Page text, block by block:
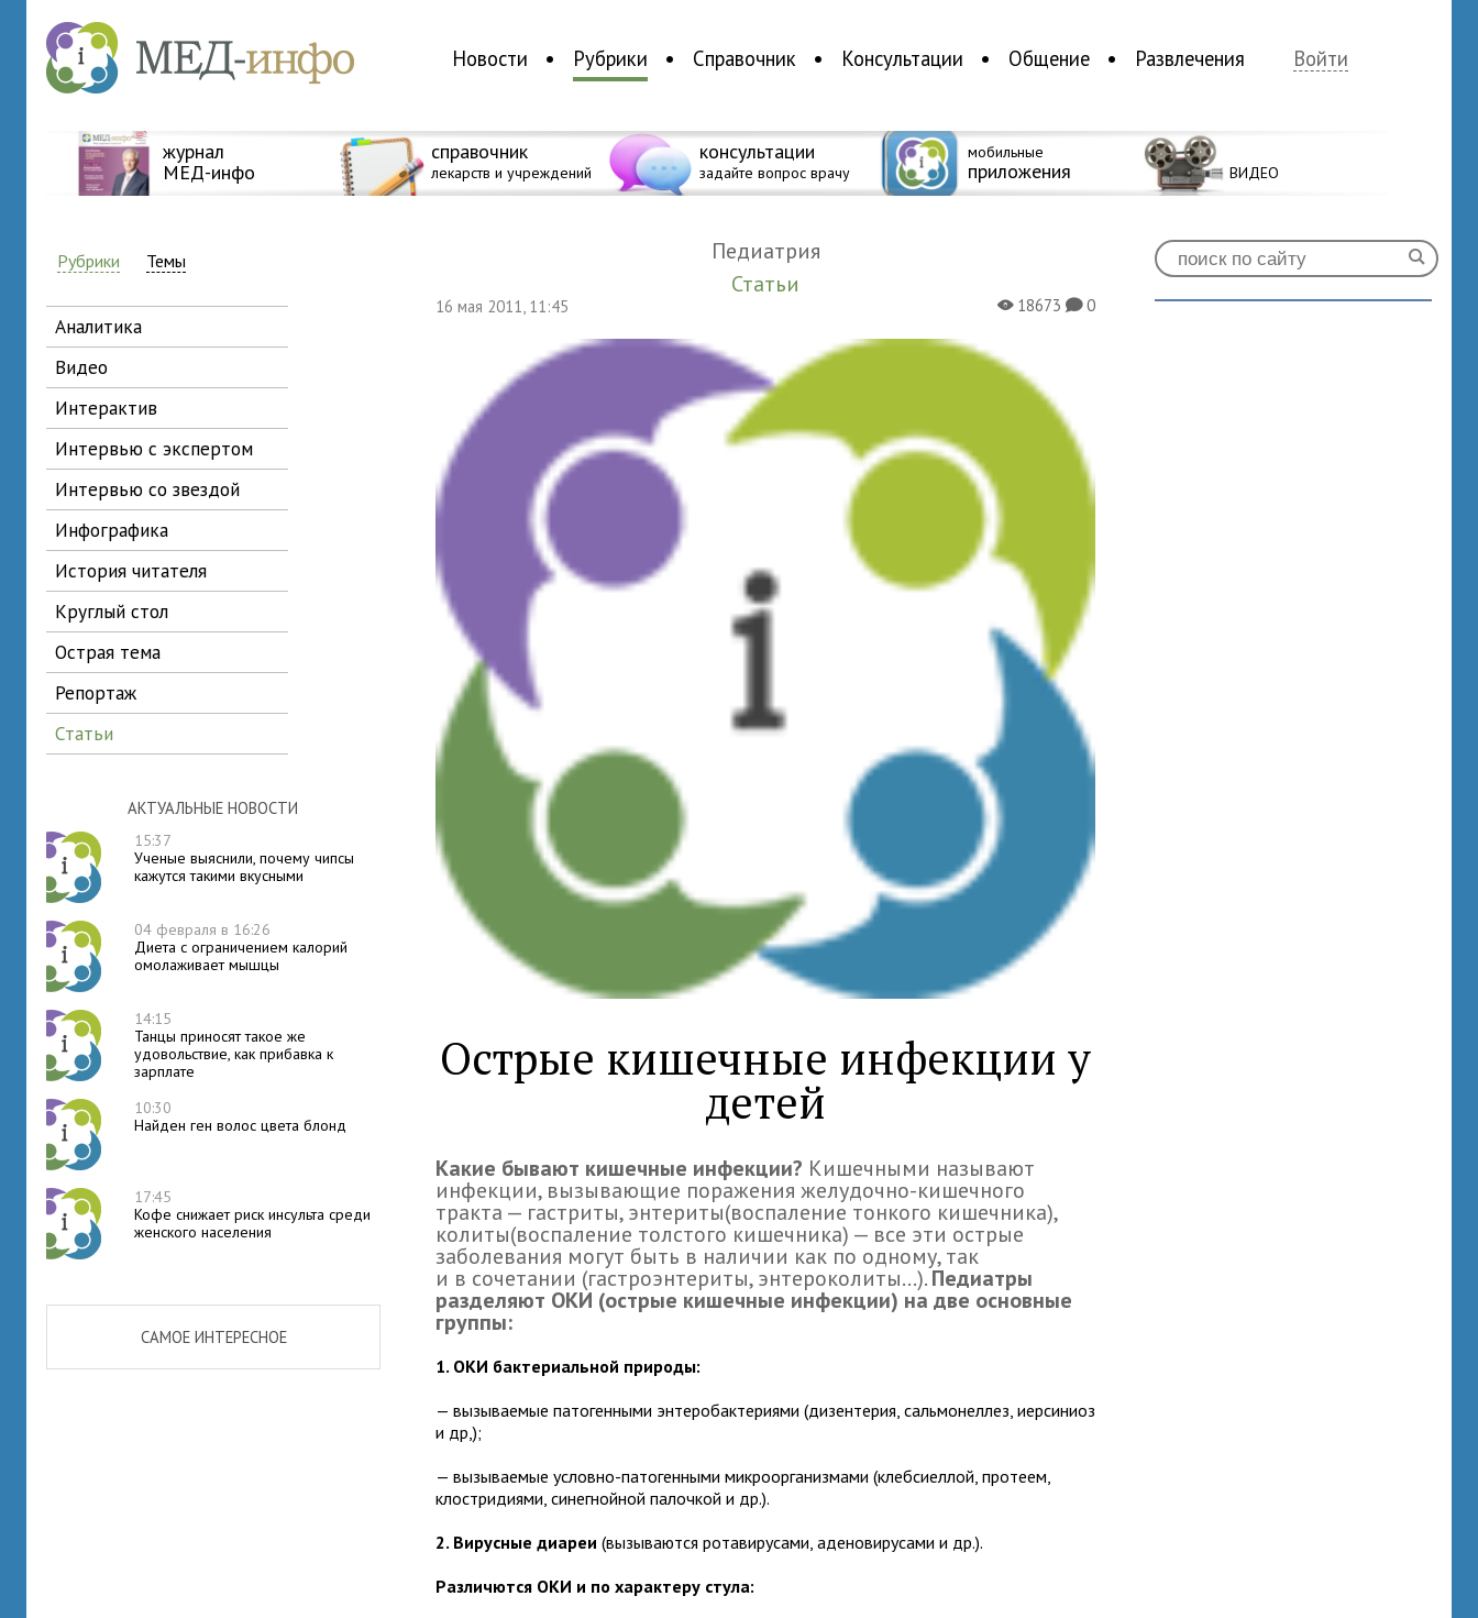
Новости Рубрики Справочник Консультации Общение Развлечения Войти
журнал
МЕД-инфо
справочник
лекарств и учреждений
консультации
задайте вопрос врачу
мобильные
приложения ВИДЕО
Рубрики Темы
аналитика
видео
интерактив
интервью с экспертом
интервью со звездой
инфографика
история читателя
круглый стол
острая тема
репортаж
статьи
АКТУАЛЬНЫЕ НОВОСТИ
15:37
Ученые выяснили, почему чипсы
кажутся такими вкусными
04 февраля в 16:26
Диета с ограничением калорий
омолаживает мышцы
14:15
Танцы приносят такое же
удовольствие, как прибавка к
зарплате
10:30
Найден ген волос цвета блонд
17:45
Кофе снижает риск инсульта среди
женского населения
САМОЕ ИНТЕРЕСНОЕ
Педиатрия
Статьи
16 мая 2011, 11:45 X18673K0
Острые кишечные инфекции у
детей
Какие бывают кишечные инфекции? Кишечными называют
инфекции, вызывающие поражения желудочно-кишечного
тракта — гастриты, энтериты(воспаление тонкого кишечника),
колиты(воспаление толстого кишечника) — все эти острые
заболевания могут быть в наличии как по одному, так
и в сочетании (гастроэнтериты, энтероколиты...).Педиатры
разделяют ОКИ (острые кишечные инфекции) на две основные
группы:
1. ОКИ бактериальной природы:
— вызываемые патогенными энтеробактериями (дизентерия, сальмонеллез, иерсиниоз
и др,);
— вызываемые условно-патогенными микроорганизмами (клебсиеллой, протеем,
клостридиями, синегнойной палочкой и др.).
2. Вирусные диареи (вызываются ротавирусами, аденовирусами и др.).
Различются ОКИ и по характеру стула: